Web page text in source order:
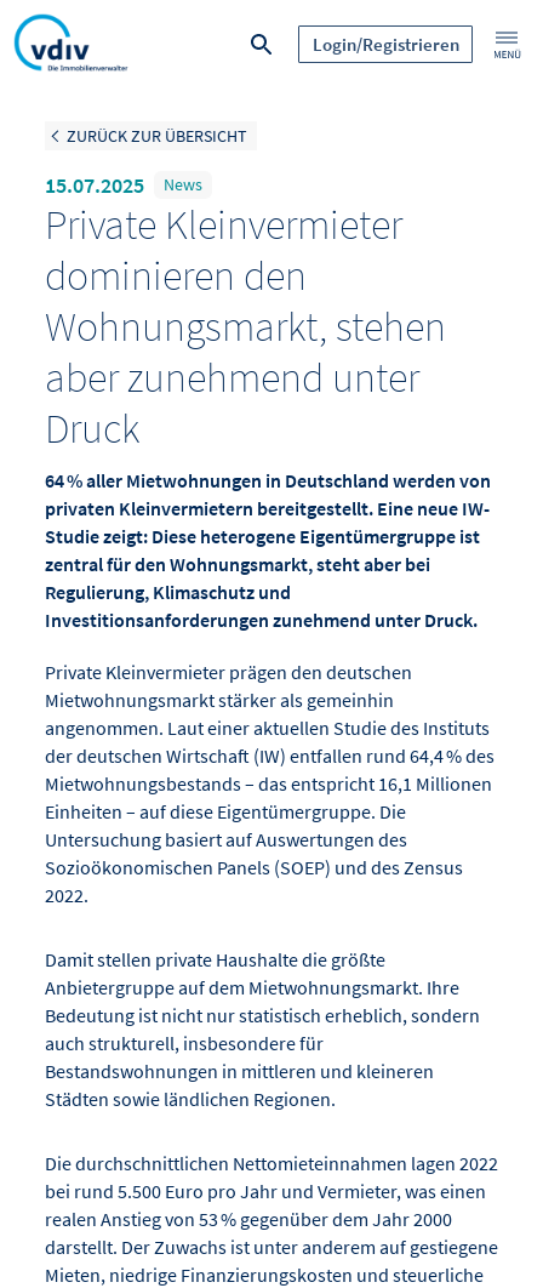
Login/Registrieren
ZURÜCK ZUR ÜBERSICHT
15.07.2025 News
Private Kleinvermieter
dominieren den
Wohnungsmarkt, stehen
aber zunehmend unter
Druck
64 % aller Mietwohnungen in Deutschland werden von
privaten Kleinvermietern bereitgestellt. Eine neue IW-
Studie zeigt: Diese heterogene Eigentümergruppe ist
zentral für den Wohnungsmarkt, steht aber bei
Regulierung, Klimaschutz und
Investitionsanforderungen zunehmend unter Druck.
Private Kleinvermieter prägen den deutschen
Mietwohnungsmarkt stärker als gemeinhin
angenommen. Laut einer aktuellen Studie des Instituts
der deutschen Wirtschaft (IW) entfallen rund 64,4 % des
Mietwohnungsbestands – das entspricht 16,1 Millionen
Einheiten – auf diese Eigentümergruppe. Die
Untersuchung basiert auf Auswertungen des
Sozioökonomischen Panels (SOEP) und des Zensus
2022.
Damit stellen private Haushalte die größte
Anbietergruppe auf dem Mietwohnungsmarkt. Ihre
Bedeutung ist nicht nur statistisch erheblich, sondern
auch strukturell, insbesondere für
Bestandswohnungen in mittleren und kleineren
Städten sowie ländlichen Regionen.
Die durchschnittlichen Nettomieteinnahmen lagen 2022
bei rund 5.500 Euro pro Jahr und Vermieter, was einen
realen Anstieg von 53 % gegenüber dem Jahr 2000
darstellt. Der Zuwachs ist unter anderem auf gestiegene
Mieten, niedrige Finanzierungskosten und steuerliche